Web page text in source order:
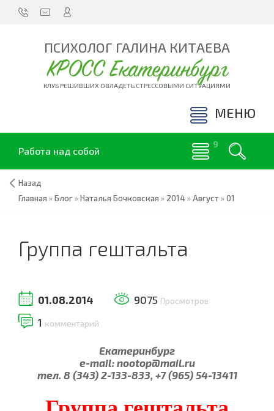
ПСИХОЛОГ ГАЛИНА КИТАЕВА
КРОСС Екатеринбург
КЛУБ РЕШИВШИХ ОВЛАДЕТЬ СТРЕССОВЫМИ СИТУАЦИЯМИ
МЕНЮ
Работа над собой
Назад
Главная »Блог»Наталья Бочковская » 2014»Август»01
Группа гештальта
01.08.2014 9075 Просмотров
1 комментарий
Екатеринбург
e-mail: nootop@mail.ru
тел. 8 (343) 2-133-833, +7 (965) 54-13411